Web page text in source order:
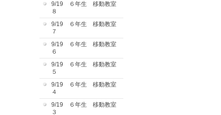
9/19 ６年生 移動教室
８
9/19 ６年生 移動教室
７
9/19 ６年生 移動教室
６
9/19 ６年生 移動教室
５
9/19 ６年生 移動教室
４
9/19 ６年生 移動教室
３